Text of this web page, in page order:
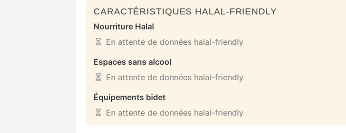
CARACTÉRISTIQUES HALAL-FRIENDLY
Nourriture Halal
En attente de données halal-friendly
Espaces sans alcool
En attente de données halal-friendly
Équipements bidet
En attente de données halal-friendly